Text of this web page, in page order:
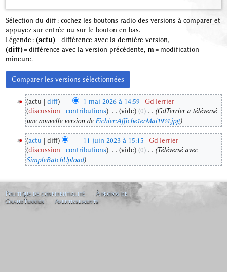
Sélection du diff : cochez les boutons radio des versions à comparer et
appuyez sur entrée ou sur le bouton en bas.
Légende : (actu)= différence avec la dernière version,
(diff)= différence avec la version précédente, m = modification
mineure.
6
actu diff 1 mai 2026 à 14:59
GdTerrier
discussion
contributions vide 0 ‎
GdTerrier a téléversé
une nouvelle version de Fichier:Affiche1erMai1934.jpg
u
i
n
actu diff 11 juin 2023 à 15:15
GdTerrier
discussion
contributions vide 0 ‎
Téléversé avec
SimpleBatchUpload
Politique de confidentialité
À propos de
GrandTerrier
Avertissements